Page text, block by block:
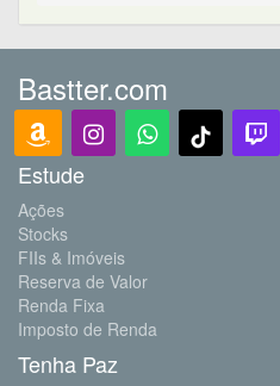
Bastter.com
Estude
Ações
Stocks
FIIs & Imóveis
Reserva de Valor
Renda Fixa
Imposto de Renda
Tenha Paz